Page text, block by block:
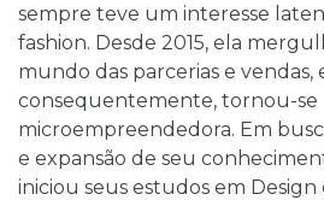
sempre teve um interesse
fashion. Desde 2015, ela
mundo das parcerias e vendas,
consequentemente, tornou-se
microempreendedora. Em
e expansão de seu
iniciou seus estudos em Design